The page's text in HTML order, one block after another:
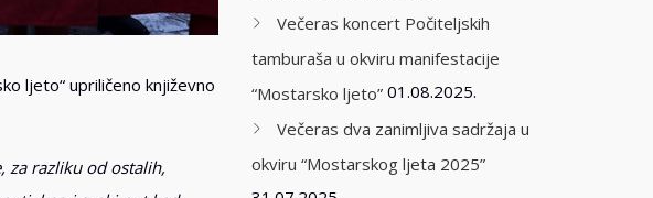
ljeto“ upriličeno književno
za razliku od ostalih,
Večeras koncert Počiteljskih
tamburaša u okviru manifestacije
“Mostarsko ljeto” 01.08.2025.
Večeras dva zanimljiva sadržaja u
okviru “Mostarskog ljeta 2025”